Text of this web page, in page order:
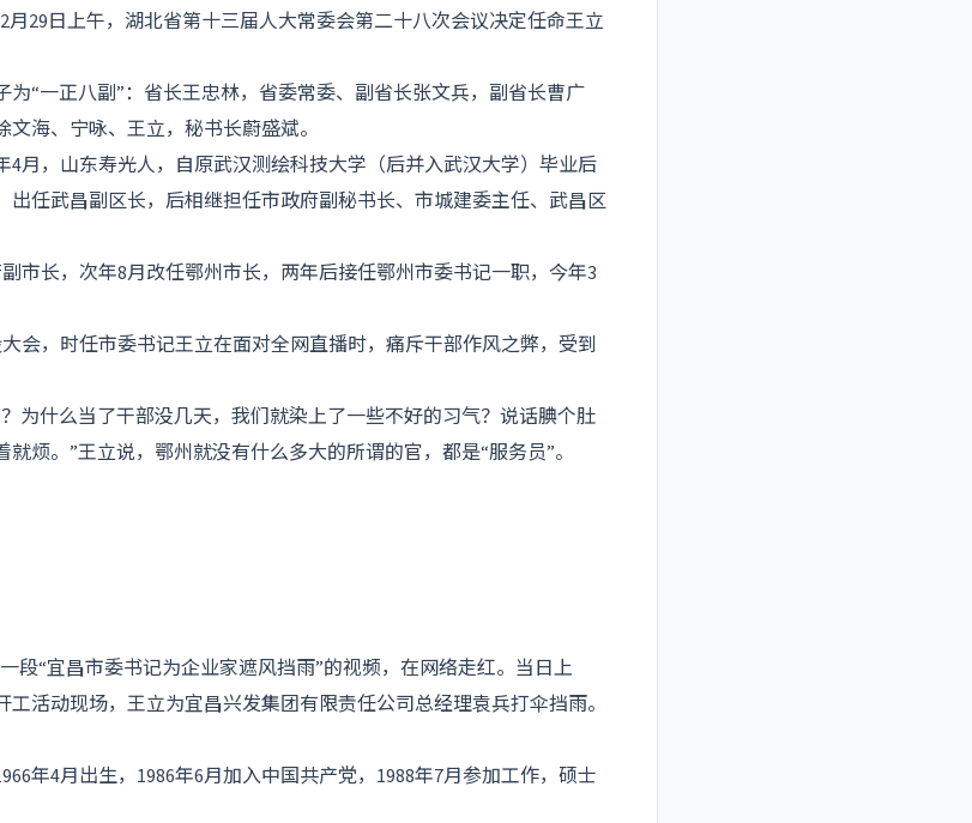
月29日上午，湖北省第十三届人大常委会第二十八次会议决定任命王立
“一正八副”：省长王忠林，省委常委、副省长张文兵，副省长曹广
海、宁咏、王立，秘书长蔚盛斌。
4月，山东寿光人，自原武汉测绘科技大学（后并入武汉大学）毕业后
出任武昌副区长，后相继担任市政府副秘书长、市城建委主任、武昌区
市长，次年8月改任鄂州市长，两年后接任鄂州市委书记一职，今年3
会，时任市委书记王立在面对全网直播时，痛斥干部作风之弊，受到
为什么当了干部没几天，我们就染上了一些不好的习气？说话腆个肚
烦。”王立说，鄂州就没有什么多大的所谓的官，都是“服务员”。
段“宜昌市委书记为企业家遮风挡雨”的视频，在网络走红。当日上
活动现场，王立为宜昌兴发集团有限责任公司总经理袁兵打伞挡雨。
年4月出生，1986年6月加入中国共产党，1988年7月参加工作，硕士